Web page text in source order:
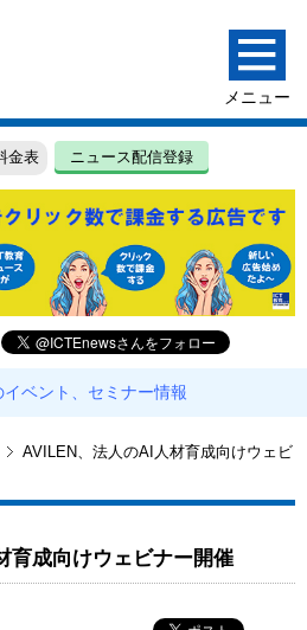
金表 ニュース配信登録
イベント、セミナー情報
AVILEN、法人のAI人材育成向けウェビ
育成向けウェビナー開催